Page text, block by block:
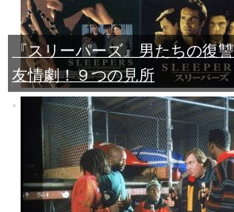
『スリーパーズ』男たちの復
友情劇！９つの見所